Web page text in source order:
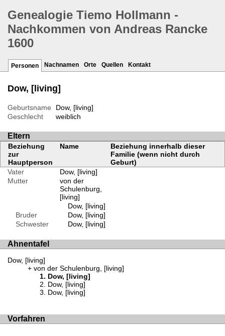
Genealogie Tiemo Hollmann -
Nachkommen von Andreas Rancke
1600
Personen Nachnamen Orte Quellen Kontakt
Dow, [living]
Geburtsname
Dow, [living]
Geschlecht
weiblich
Eltern
Beziehung
zur
Hauptperson
Name
Beziehung innerhalb dieser
Familie (wenn nicht durch
Geburt)
Vater
Dow, [living]
Mutter
von der
Schulenburg,
[living]
Dow, [living]
Bruder
Dow, [living]
Schwester
Dow, [living]
Ahnentafel
Dow, [living]
von der Schulenburg, [living]
Dow, [living]
Dow, [living]
Dow, [living]
Vorfahren